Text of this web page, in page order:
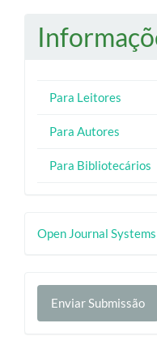
Para Leitores
Para Autores
Para Bibliotecários
Open Journal Systems
Enviar
Submissão
Enviar Submissão